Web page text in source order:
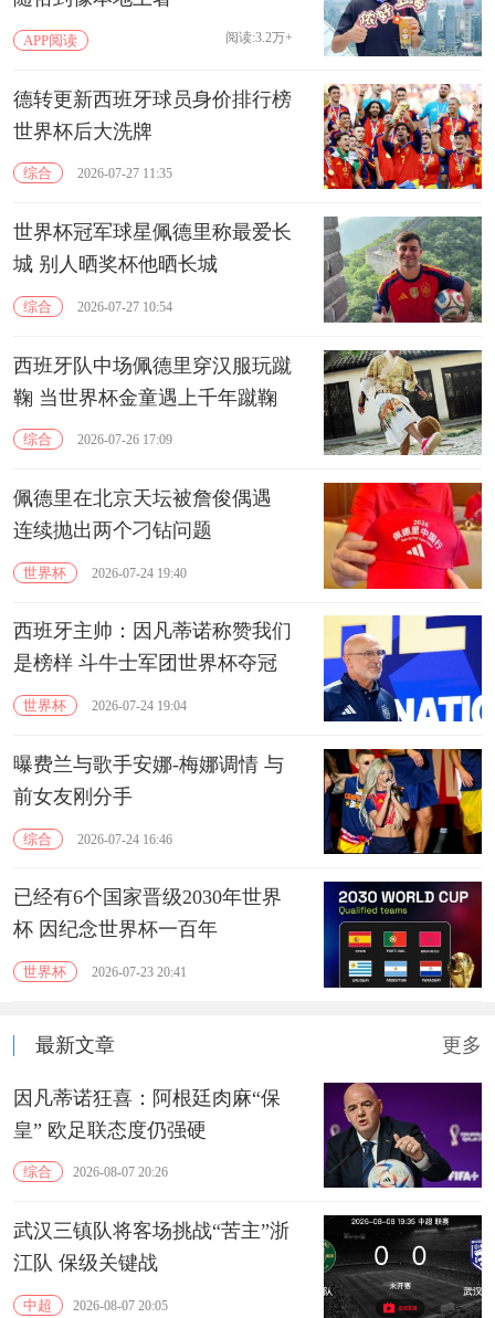
APP阅读 阅读:3.2万+
德转更新西班牙球员身价排行榜
世界杯后大洗牌
综合 2026-07-27 11:35
世界杯冠军球星佩德里称最爱长
城 别人晒奖杯他晒长城
综合 2026-07-27 10:54
西班牙队中场佩德里穿汉服玩蹴
鞠 当世界杯金童遇上千年蹴鞠
综合 2026-07-26 17:09
佩德里在北京天坛被詹俊偶遇
连续抛出两个刁钻问题
世界杯 2026-07-24 19:40
西班牙主帅：因凡蒂诺称赞我们
是榜样 斗牛士军团世界杯夺冠
世界杯 2026-07-24 19:04
曝费兰与歌手安娜-梅娜调情 与
前女友刚分手
综合 2026-07-24 16:46
已经有6个国家晋级2030年世界
杯 因纪念世界杯一百年
世界杯 2026-07-23 20:41
最新文章 更多
因凡蒂诺狂喜：阿根廷肉麻“保
皇” 欧足联态度仍强硬
综合 2026-08-07 20:26
武汉三镇队将客场挑战“苦主”浙
江队 保级关键战
中超 2026-08-07 20:05